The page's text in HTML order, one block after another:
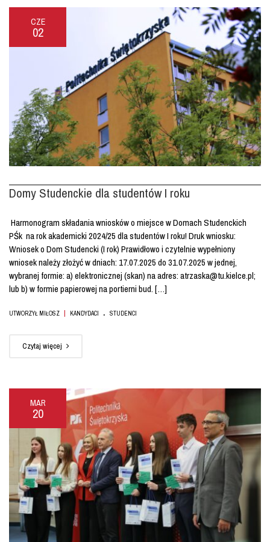
CZE
02
Domy Studenckie dla studentów I roku
Harmonogram składania wniosków o miejsce w Domach Studenckich
PŚk na rok akademicki 2024/25 dla studentów I roku! Druk wniosku:
Wniosek o Dom Studencki (I rok) Prawidłowo i czytelnie wypełniony
wniosek należy złożyć w dniach: 17.07.2025 do 31.07.2025 w jednej,
wybranej formie: a) elektronicznej (skan) na adres: atrzaska@tu.kielce.pl;
lub b) w formie papierowej na portierni bud. […]
UTWORZYŁ MIŁOSZ | KANDYDACI . STUDENCI
Czytaj więcej
MAR
20